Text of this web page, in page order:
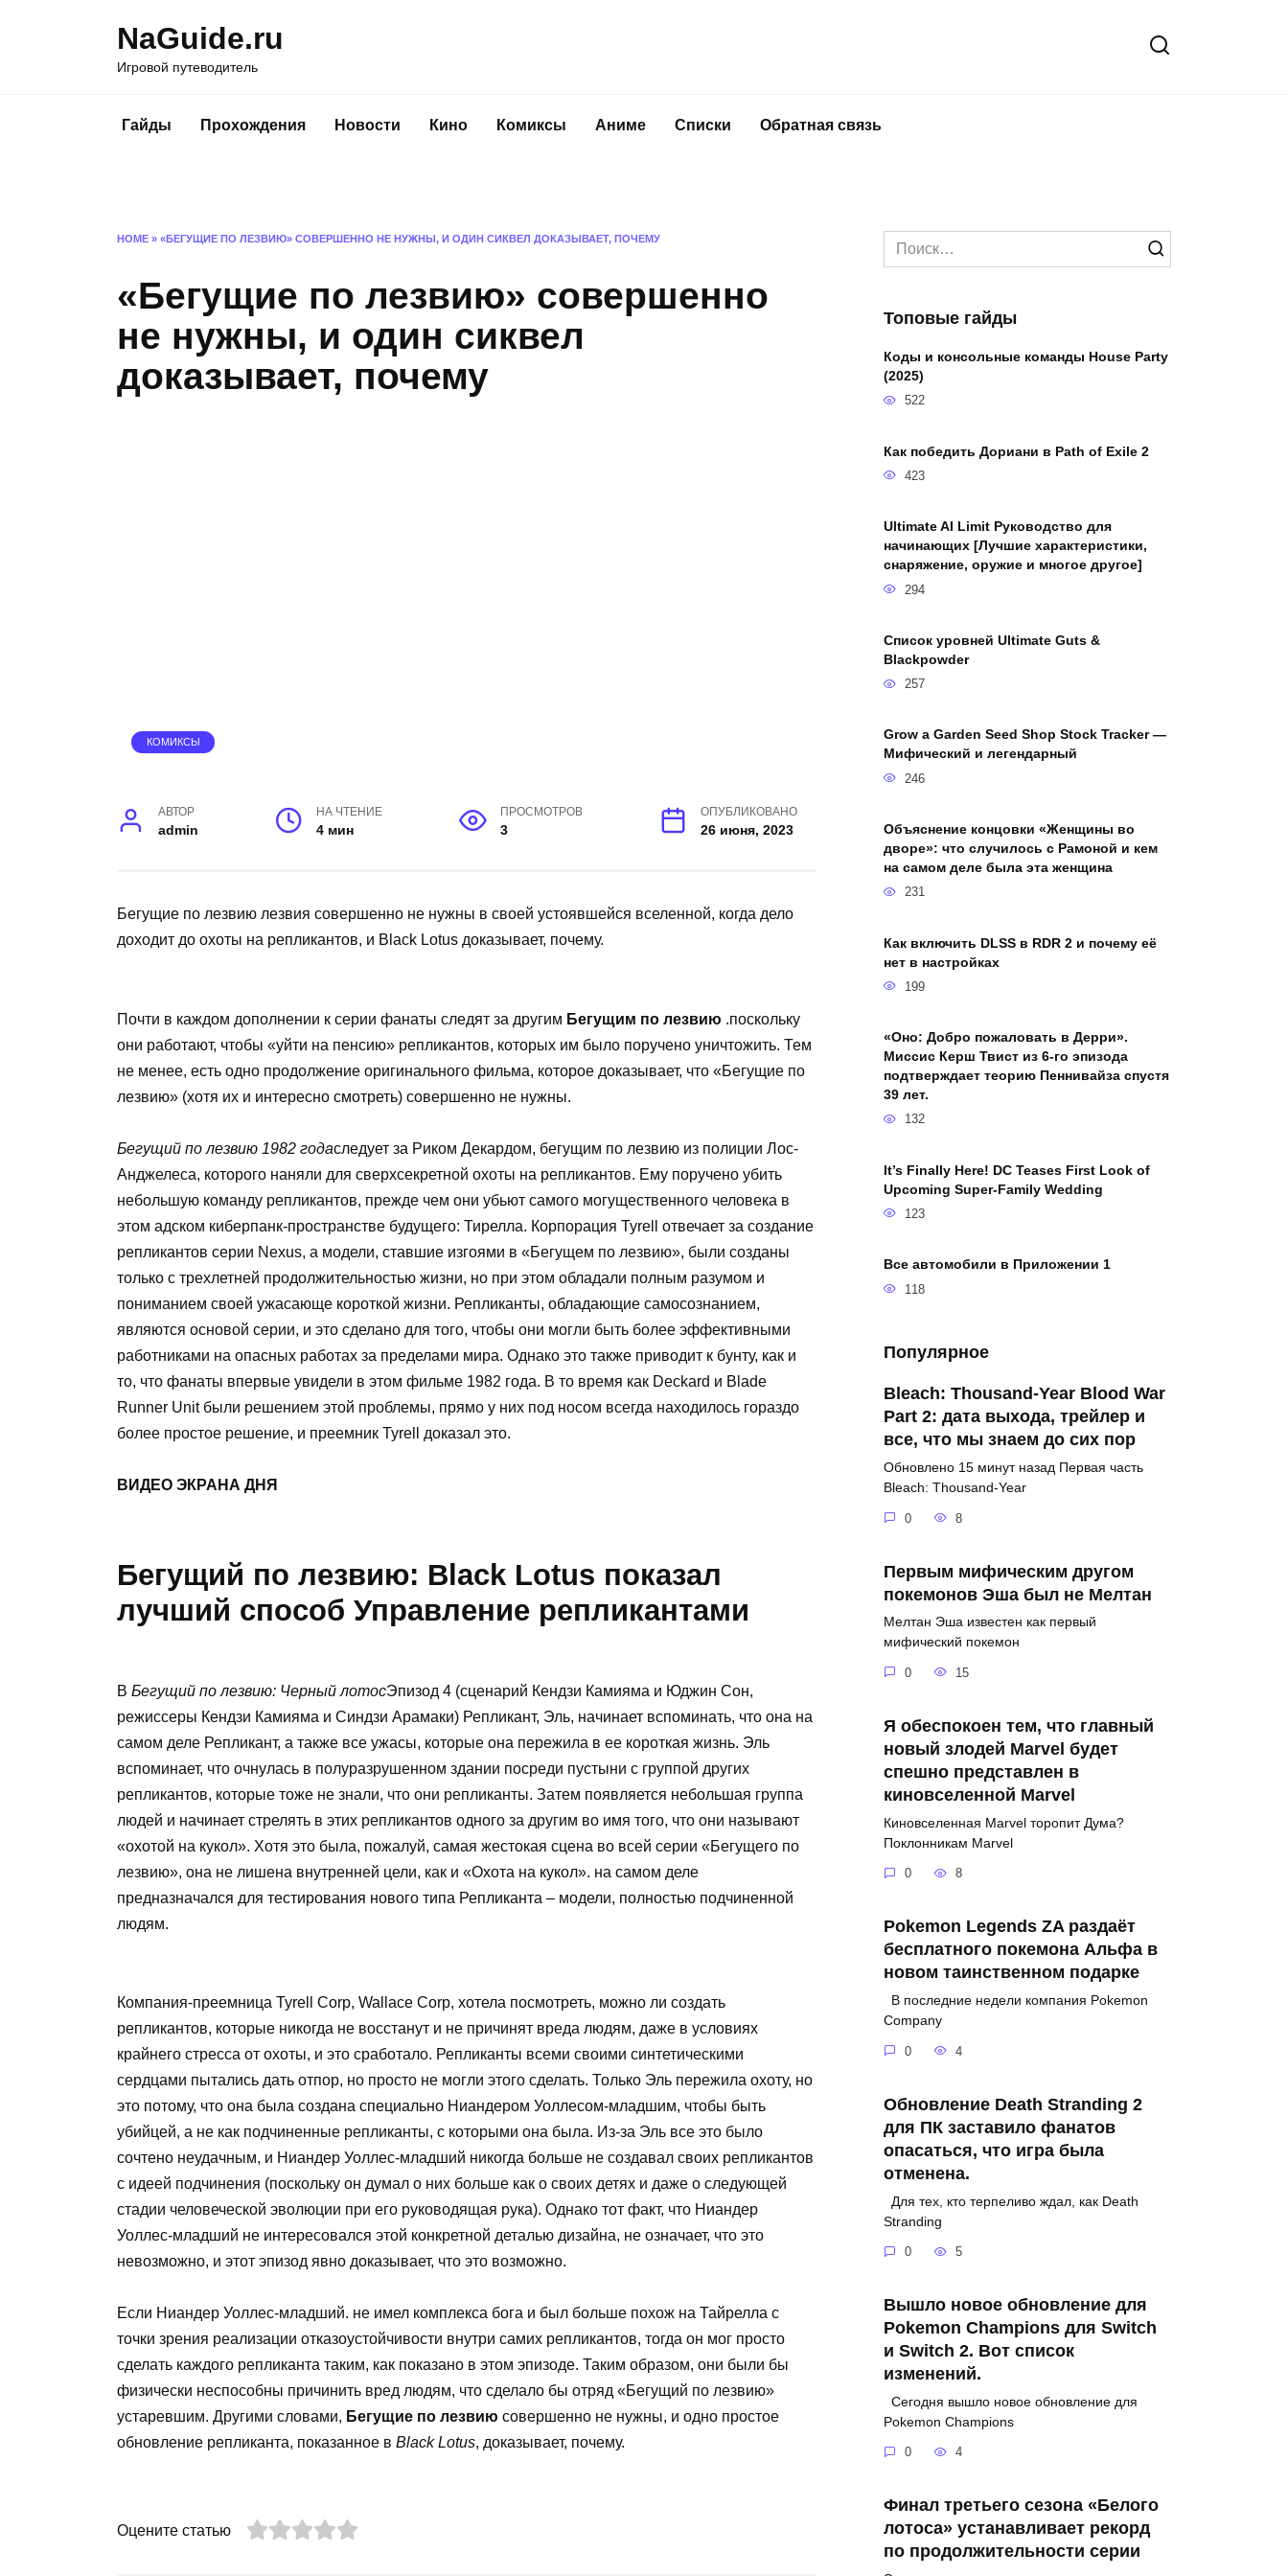
NaGuide.ru
Игровой путеводитель
Гайды Прохождения Новости Кино Комиксы Аниме Списки Обратная связь
HOME » «БЕГУЩИЕ ПО ЛЕЗВИЮ» СОВЕРШЕННО НЕ НУЖНЫ, И ОДИН СИКВЕЛ ДОКАЗЫВАЕТ, ПОЧЕМУ
«Бегущие по лезвию» совершенно
не нужны, и один сиквел
доказывает, почему
КОМИКСЫ
АВТОР
admin
НА ЧТЕНИЕ
4 мин
ПРОСМОТРОВ
3
ОПУБЛИКОВАНО
26 июня, 2023
Бегущие по лезвию лезвия совершенно не нужны в своей устоявшейся вселенной, когда дело
доходит до охоты на репликантов, и Black Lotus доказывает, почему.
Почти в каждом дополнении к серии фанаты следят за другим Бегущим по лезвию .поскольку
они работают, чтобы «уйти на пенсию» репликантов, которых им было поручено уничтожить. Тем
не менее, есть одно продолжение оригинального фильма, которое доказывает, что «Бегущие по
лезвию» (хотя их и интересно смотреть) совершенно не нужны.
Бегущий по лезвию 1982 годаследует за Риком Декардом, бегущим по лезвию из полиции Лос-
Анджелеса, которого наняли для сверхсекретной охоты на репликантов. Ему поручено убить
небольшую команду репликантов, прежде чем они убьют самого могущественного человека в
этом адском киберпанк-пространстве будущего: Тирелла. Корпорация Tyrell отвечает за создание
репликантов серии Nexus, а модели, ставшие изгоями в «Бегущем по лезвию», были созданы
только с трехлетней продолжительностью жизни, но при этом обладали полным разумом и
пониманием своей ужасающе короткой жизни. Репликанты, обладающие самосознанием,
являются основой серии, и это сделано для того, чтобы они могли быть более эффективными
работниками на опасных работах за пределами мира. Однако это также приводит к бунту, как и
то, что фанаты впервые увидели в этом фильме 1982 года. В то время как Deckard и Blade
Runner Unit были решением этой проблемы, прямо у них под носом всегда находилось гораздо
более простое решение, и преемник Tyrell доказал это.
ВИДЕО ЭКРАНА ДНЯ
Бегущий по лезвию: Black Lotus показал
лучший способ Управление репликантами
В Бегущий по лезвию: Черный лотосЭпизод 4 (сценарий Кендзи Камияма и Юджин Сон,
режиссеры Кендзи Камияма и Синдзи Арамаки) Репликант, Эль, начинает вспоминать, что она на
самом деле Репликант, а также все ужасы, которые она пережила в ее короткая жизнь. Эль
вспоминает, что очнулась в полуразрушенном здании посреди пустыни с группой других
репликантов, которые тоже не знали, что они репликанты. Затем появляется небольшая группа
людей и начинает стрелять в этих репликантов одного за другим во имя того, что они называют
«охотой на кукол». Хотя это была, пожалуй, самая жестокая сцена во всей серии «Бегущего по
лезвию», она не лишена внутренней цели, как и «Охота на кукол». на самом деле
предназначался для тестирования нового типа Репликанта – модели, полностью подчиненной
людям.
Компания-преемница Tyrell Corp, Wallace Corp, хотела посмотреть, можно ли создать
репликантов, которые никогда не восстанут и не причинят вреда людям, даже в условиях
крайнего стресса от охоты, и это сработало. Репликанты всеми своими синтетическими
сердцами пытались дать отпор, но просто не могли этого сделать. Только Эль пережила охоту, но
это потому, что она была создана специально Ниандером Уоллесом-младшим, чтобы быть
убийцей, а не как подчиненные репликанты, с которыми она была. Из-за Эль все это было
сочтено неудачным, и Ниандер Уоллес-младший никогда больше не создавал своих репликантов
с идеей подчинения (поскольку он думал о них больше как о своих детях и даже о следующей
стадии человеческой эволюции при его руководящая рука). Однако тот факт, что Ниандер
Уоллес-младший не интересовался этой конкретной деталью дизайна, не означает, что это
невозможно, и этот эпизод явно доказывает, что это возможно.
Если Ниандер Уоллес-младший. не имел комплекса бога и был больше похож на Тайрелла с
точки зрения реализации отказоустойчивости внутри самих репликантов, тогда он мог просто
сделать каждого репликанта таким, как показано в этом эпизоде. Таким образом, они были бы
физически неспособны причинить вред людям, что сделало бы отряд «Бегущий по лезвию»
устаревшим. Другими словами, Бегущие по лезвию совершенно не нужны, и одно простое
обновление репликанта, показанное в Black Lotus, доказывает, почему.
Оцените статью
Search
for:
Топовые гайды
Коды и консольные команды House Party
(2025)
522
Как победить Дориани в Path of Exile 2
423
Ultimate AI Limit Руководство для
начинающих [Лучшие характеристики,
снаряжение, оружие и многое другое]
294
Список уровней Ultimate Guts &
Blackpowder
257
Grow a Garden Seed Shop Stock Tracker —
Мифический и легендарный
246
Объяснение концовки «Женщины во
дворе»: что случилось с Рамоной и кем
на самом деле была эта женщина
231
Как включить DLSS в RDR 2 и почему её
нет в настройках
199
«Оно: Добро пожаловать в Дерри».
Миссис Керш Твист из 6-го эпизода
подтверждает теорию Пеннивайза спустя
39 лет.
132
It’s Finally Here! DC Teases First Look of
Upcoming Super-Family Wedding
123
Все автомобили в Приложении 1
118
Популярное
Bleach: Thousand-Year Blood War
Part 2: дата выхода, трейлер и
все, что мы знаем до сих пор
Обновлено 15 минут назад Первая часть
Bleach: Thousand-Year
0 8
Первым мифическим другом
покемонов Эша был не Мелтан
Мелтан Эша известен как первый
мифический покемон
0 15
Я обеспокоен тем, что главный
новый злодей Marvel будет
спешно представлен в
киновселенной Marvel
Киновселенная Marvel торопит Дума?
Поклонникам Marvel
0 8
Pokemon Legends ZA раздаёт
бесплатного покемона Альфа в
новом таинственном подарке
В последние недели компания Pokemon
Company
0 4
Обновление Death Stranding 2
для ПК заставило фанатов
опасаться, что игра была
отменена.
Для тех, кто терпеливо ждал, как Death
Stranding
0 5
Вышло новое обновление для
Pokemon Champions для Switch
и Switch 2. Вот список
изменений.
Сегодня вышло новое обновление для
Pokemon Champions
0 4
Финал третьего сезона «Белого
лотоса» устанавливает рекорд
по продолжительности серии